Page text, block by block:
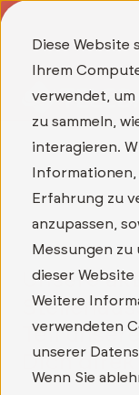
Diese Website
Ihrem
verwendet,
zu sammeln,
interagieren.
Erfahrung zu
anzupassen,
Messungen
dieser Website
Weitere
verwendeten
unserer
Wenn Sie
Unsere
Teil
Dich